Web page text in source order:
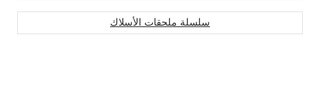
سلسلة ملحقات الأسلاك